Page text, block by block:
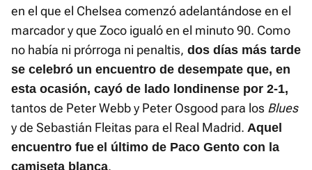
en el que el Chelsea comenzó adelantándose en el
marcador y que Zoco igualó en el minuto 90. Como
no había ni prórroga ni penaltis, dos días más tarde
se celebró un encuentro de desempate que, en
esta ocasión, cayó de lado londinense por 2-1,
tantos de Peter Webb y Peter Osgood para los Blues
y de Sebastián Fleitas para el Real Madrid. Aquel
encuentro fue el último de Paco Gento con la
camiseta blanca.